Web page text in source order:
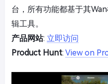
台，所有功能都基于其
辑工具。
产品网站: 立即访问
Product Hunt: View on